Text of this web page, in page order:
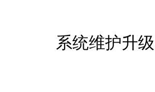
系统维护升